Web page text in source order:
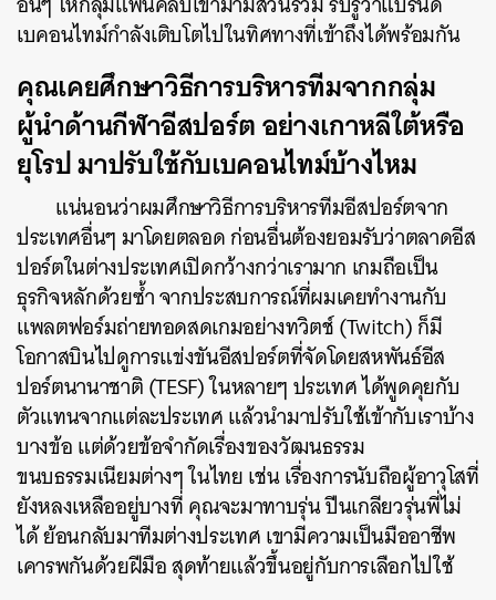
เบคอนไทม์กำลังเติบโตไปในทิศทางที่เข้าถึงได้พร้อมกัน
คุณเคยศึกษาวิธีการบริหารทีมจากกลุ่ม
ผู้นำด้านกีฬาอีสปอร์ต อย่างเกาหลีใต้หรือ
ยุโรป มาปรับใช้กับเบคอนไทม์บ้างไหม
แน่นอนว่าผมศึกษาวิธีการบริหารทีมอีสปอร์ตจาก
ประเทศอื่นๆ มาโดยตลอดก่อนอื่นต้องยอมรับว่าตลาดอีส
ปอร์ตในต่างประเทศเปิดกว้างกว่าเรามาก เกมถือเป็น
ธุรกิจหลักด้วยซ้ำ จากประสบการณ์ที่ผมเคยทำงานกับ
แพลตฟอร์มถ่ายทอดสดเกมอย่างทวิตช์ (Twitch) ก็มี
โอกาสบินไปดูการแข่งขันอีสปอร์ตที่จัดโดยสหพันธ์อีส
ปอร์ตนานาชาติ (TESF) ในหลายๆ ประเทศ ได้พูดคุยกับ
ตัวแทนจากแต่ละประเทศ แล้วนำมาปรับใช้เข้ากับเราบ้าง
บางข้อ แต่ด้วยข้อจำกัดเรื่องของวัฒนธรรม
ขนบธรรมเนียมต่างๆ ในไทย เช่น เรื่องการนับถือผู้อาวุโสที่
ยังหลงเหลืออยู่บางที่ คุณจะมาทาบรุ่น ปีนเกลียวรุ่นพี่ไม่
ได้ ย้อนกลับมาทีมต่างประเทศ เขามีความเป็นมืออาชีพ
เคารพกันด้วยฝีมือ สุดท้ายแล้วขึ้นอยู่กับการเลือกไปใช้